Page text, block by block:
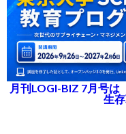
月刊LOGI-BIZ 7月号は
生